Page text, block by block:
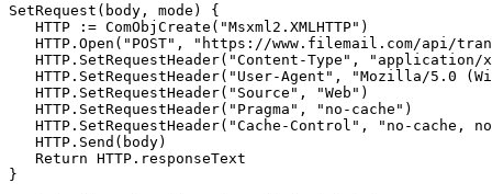
SetRequest(body, mode) {
   HTTP := ComObjCreate("Msxml2.XMLHTTP")
HTTP.Open("POST", "https://www.filemail.com/api/
HTTP.SetRequestHeader("Content-Type", "application/
HTTP.SetRequestHeader("User-Agent", "Mozilla/5.0
   HTTP.SetRequestHeader("Source", "Web")
   HTTP.SetRequestHeader("Pragma", "no-cache")
HTTP.SetRequestHeader("Cache-Control", "no-cache,
   HTTP.Send(body)
   Return HTTP.responseText
}